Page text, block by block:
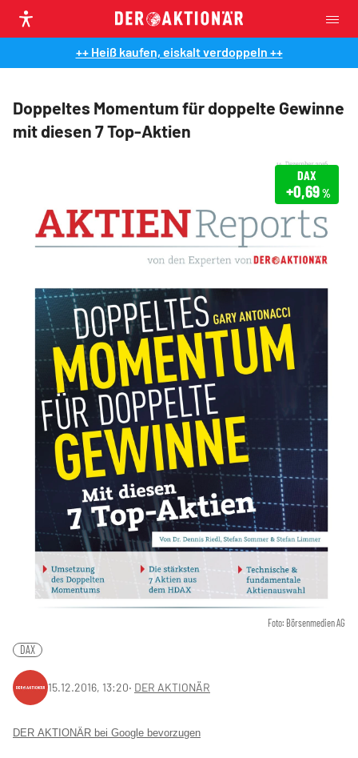
++ Heiß kaufen, eiskalt verdoppeln ++
Doppeltes Momentum für doppelte Gewinne
mit diesen 7 Top-Aktien
Foto: Börsenmedien AG
DAX
+0,69%
DAX
15.12.2016, 13:20‧ DER AKTIONÄR
DER AKTIONÄR bei Google bevorzugen